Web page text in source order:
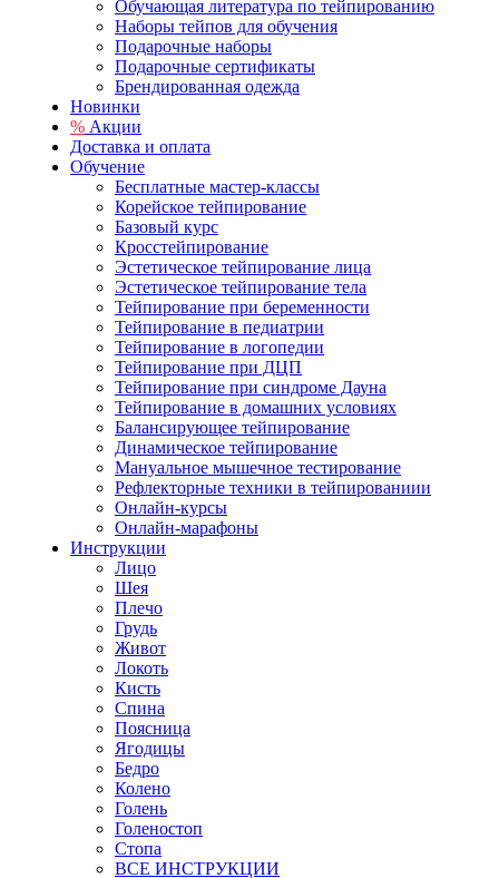
Обучающая литература по тейпированию
Наборы тейпов для обучения
Подарочные наборы
Подарочные сертификаты
Брендированная одежда
Новинки
% Акции
Доставка и оплата
Обучение
Бесплатные мастер-классы
Корейское тейпирование
Базовый курс
Кросстейпирование
Эстетическое тейпирование лица
Эстетическое тейпирование тела
Тейпирование при беременности
Тейпирование в педиатрии
Тейпирование в логопедии
Тейпирование при ДЦП
Тейпирование при синдроме Дауна
Тейпирование в домашних условиях
Балансирующее тейпирование
Динамическое тейпирование
Мануальное мышечное тестирование
Рефлекторные техники в тейпированиии
Онлайн-курсы
Онлайн-марафоны
Инструкции
Лицо
Шея
Плечо
Грудь
Живот
Локоть
Кисть
Спина
Поясница
Ягодицы
Бедро
Колено
Голень
Голеностоп
Стопа
ВСЕ ИНСТРУКЦИИ